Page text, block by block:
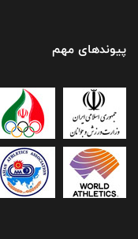
پیوندهای مهم